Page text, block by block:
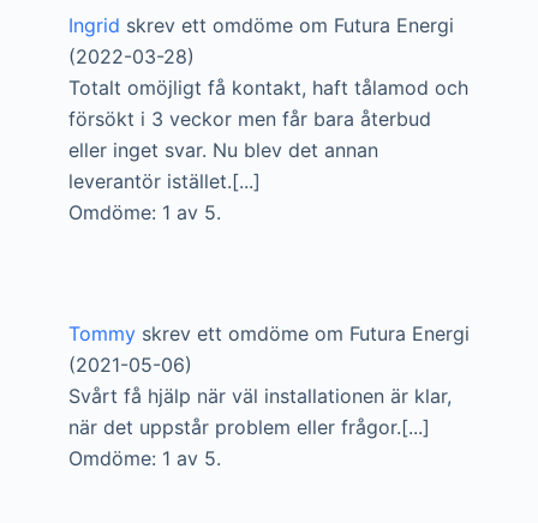
Ingrid skrev ett omdöme om Futura Energi
(2022-03-28)
Totalt omöjligt få kontakt, haft tålamod och
försökt i 3 veckor men får bara återbud
eller inget svar. Nu blev det annan
leverantör istället.[...]
Omdöme: 1 av 5.
Tommyskrev ett omdöme om Futura Energi
(2021-05-06)
Svårt få hjälp när väl installationen är klar,
när det uppstår problem eller frågor.[...]
Omdöme: 1 av 5.